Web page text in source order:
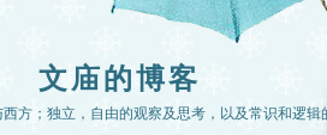
文庙的博客
方；独立，自由的观察及思考，以及常识和逻辑